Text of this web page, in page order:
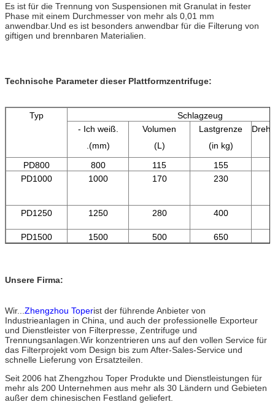
Es ist für die Trennung von Suspensionen mit Granulat in fester
Phase mit einem Durchmesser von mehr als 0,01 mm
anwendbar.Und es ist besonders anwendbar für die Filterung von
giftigen und brennbaren Materialien.
Technische Parameter dieser Plattformzentrifuge:
Typ
Schlagzeug
- Ich weiß.
.(mm)
Volumen
(L)
Lastgrenze
(in kg)
PD800 800 115
155
PD1000
1000 170 230
PD1250 1250 280 400
PD1500 1500 500 650
Unsere Firma:
Wir... Zhengzhou Toperist der führende Anbieter von
Industrieanlagen in China, und auch der professionelle Exporteur
und Dienstleister von Filterpresse, Zentrifuge und
Trennungsanlagen.Wir konzentrieren uns auf den vollen Service für
das Filterprojekt vom Design bis zum After-Sales-Service und
schnelle Lieferung von Ersatzteilen.
Seit 2006 hat Zhengzhou Toper Produkte und Dienstleistungen für
mehr als 200 Unternehmen aus mehr als 30 Ländern und Gebieten
außer dem chinesischen Festland geliefert.